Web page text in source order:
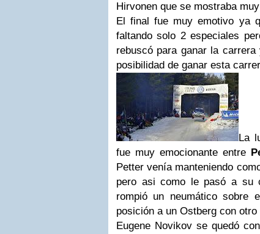
Hirvonen que se mostraba
El final fue muy emotivo ya
faltando solo 2 especiales
rebuscó para ganar la
posibilidad de ganar esta
La
fue muy emocionante entre
Petter venía manteniendo
pero asi como le pasó a su
rompió un neumático sobre
posición a un Ostberg con
Eugene Novikov se quedó